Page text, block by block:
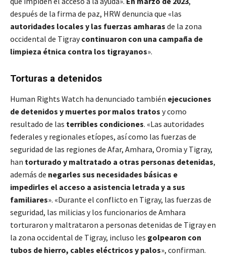
después de la firma de paz, HRW denuncia que «las
autoridades locales y las fuerzas amharas de la zona
occidental de Tigraycontinuaron con una campaña de
limpieza étnica contra los tigrayanos».
Torturas a detenidos
Human Rights Watch ha denunciado también ejecuciones
de detenidos y muertes por malos tratos y como
resultado de las terribles condiciones. «Las autoridades
federales y regionales etíopes, así como las fuerzas de
seguridad de las regiones de Afar, Amhara, Oromia y Tigray,
han torturado y maltratado a otras personas detenidas,
además de negarles sus necesidades básicas e
impedirles el acceso a asistencia letrada y a sus
familiares». «Durante el conflicto en Tigray, las fuerzas de
seguridad, las milicias y los funcionarios de Amhara
torturaron y maltrataron a personas detenidas de Tigray en
la zona occidental de Tigray, incluso les golpearon con
tubos de hierro, cables eléctricos y palos», confirman.